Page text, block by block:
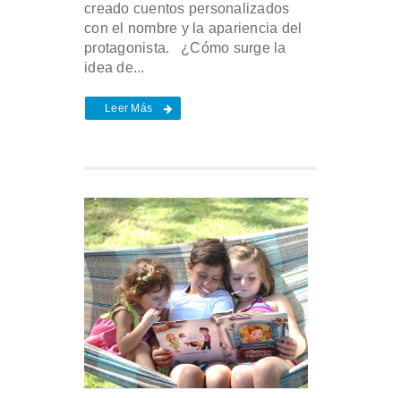
creado cuentos personalizados
con el nombre y la apariencia del
protagonista. ¿Cómo surge la
idea de...
Leer Más